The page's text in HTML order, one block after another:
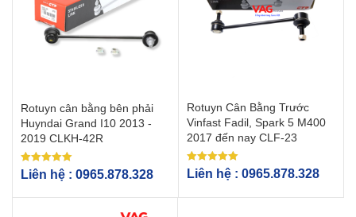
Rotuyn cân bằng bên phải
Huyndai Grand I10 2013 -
2019 CLKH-42R
Được xếp
hạng
5 sao
Liên hệ : 0965.878.328
Rotuyn Cân Bằng Trước
Vinfast Fadil, Spark 5 M400
2017 đến nay CLF-23
Được xếp
hạng
5 sao
Liên hệ : 0965.878.328